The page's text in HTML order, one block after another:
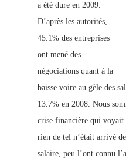
a été dure en 2009.
D’après les autorités,
45.1% des entreprises
ont mené des
négociations quant à la
baisse voire au gèle des
13.7% en 2008. Nous
crise financière qui voyait
rien de tel n’était arrivé
salaire, peu l’ont connu